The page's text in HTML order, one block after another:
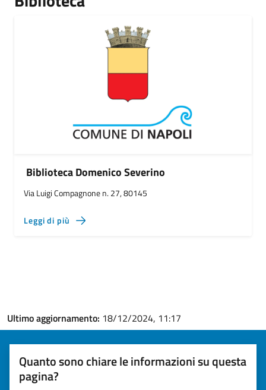
Biblioteca Domenico Severino
Via Luigi Compagnone n. 27, 80145
Leggi di più
Ultimo aggiornamento: 18/12/2024, 11:17
Quanto sono chiare le informazioni su questa
pagina?